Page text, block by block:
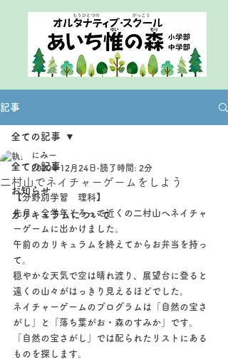
記事
全ての記事
お知らせ
カリキュラムについて
全ての記事
二村山でネイチャーゲームをしよう
にみー
2020年12月24日 読了時間: 2分
【分野別学習　理科】
先月、全学年そろって近くの二村山へネイチャ
ーゲームに出かけました。
午前のカリキュラムを終えてからお弁当を持っ
て。
穏やかな天気で空は晴れ渡り、展望台に登ると
遠くの山々がはっきり見えるほどでした。
ネイチャーゲームのプログラムは「自然の宝さ
がし」と「落ち葉がお・森のすみか」です。
「自然の宝さがし」では配られたリストにある
ものを探します。